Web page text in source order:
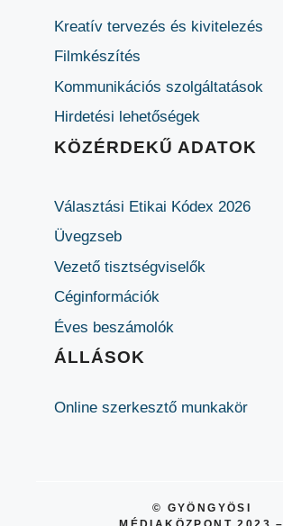
Kreatív tervezés és kivitelezés
Filmkészítés
Kommunikációs szolgáltatások
Hirdetési lehetőségek
KÖZÉRDEKŰ ADATOK
Választási Etikai Kódex 2026
Üvegzseb
Vezető tisztségviselők
Céginformációk
Éves beszámolók
ÁLLÁSOK
Online szerkesztő munkakör
© GYÖNGYÖSI